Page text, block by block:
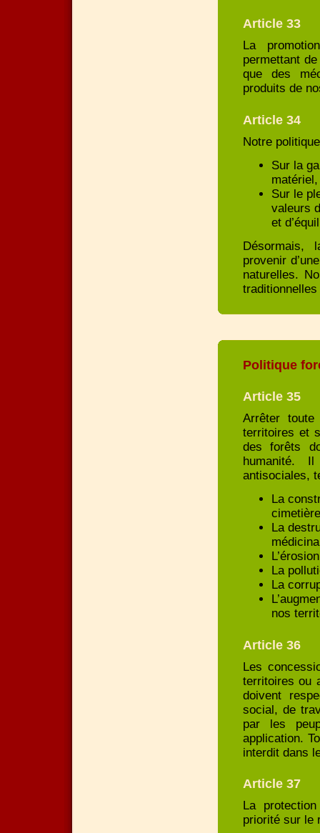
Article 33
La
permettant
que des
produits de
Article 34
Notre
Sur la
Sur le
valeurs
et
Désormais,
provenir
naturelles.
Politique
Article 35
Arrêter toute
territoires et
des forêts
humanité.
antisociales,
La
La
La
La
nos
Article 36
Les
territoires ou
doivent
social, de
par les
application.
interdit dans
Article 37
La
priorité sur le